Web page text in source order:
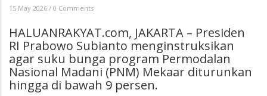
15 May 2026 / 0 Comments
HALUANRAKYAT.com, JAKARTA – Presiden
RI Prabowo Subianto menginstruksikan
agar suku bunga program Permodalan
Nasional Madani (PNM) Mekaar diturunkan
hingga di bawah 9 persen.